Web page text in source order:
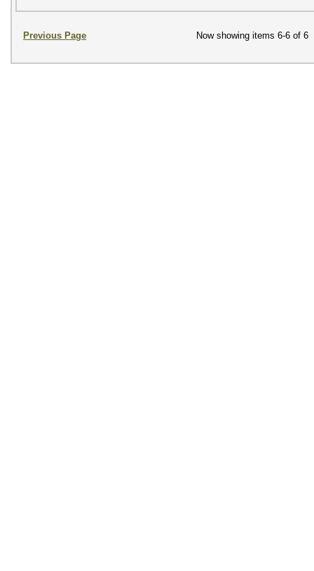
Previous Page Now showing items 6-6 of 6